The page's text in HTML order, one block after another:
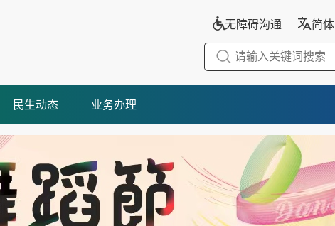
无障碍沟通 简体
民生动态 业务办理